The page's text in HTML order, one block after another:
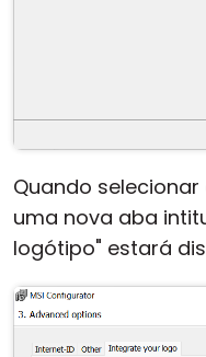
Quando
uma nova aba
logótipo" estará